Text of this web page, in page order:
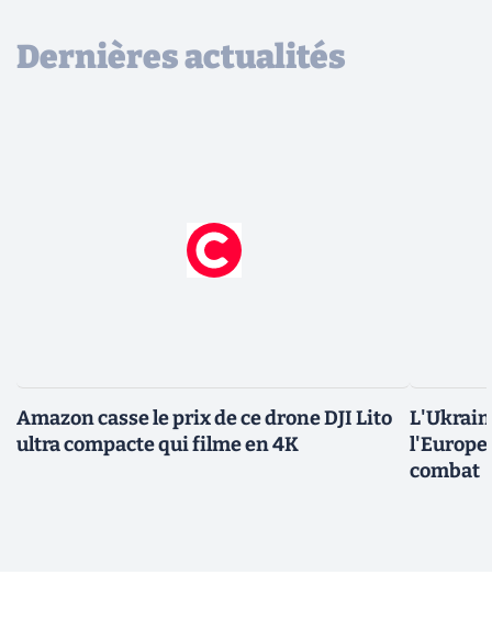
Dernières actualités
Amazon casse le prix de ce drone DJI Lito
ultra compacte qui filme en 4K
l'Europe
combat